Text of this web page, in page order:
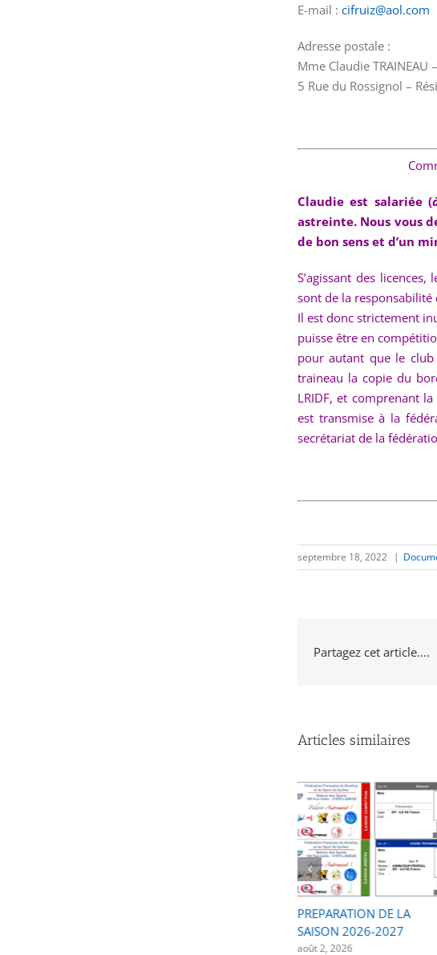
E-mail : cifruiz@aol.com
Adresse postale :
Mme Claudie TRAINEAU
5 Rue du Rossignol –
Claudie est salariée (
astreinte. Nous vous
de bon sens et d’un
S’agissant des
sont de la
Il est donc strictement
puisse être en
pour autant que le club
traineau la copie du
LRIDF, et comprenant
est transmise à la
secrétariat de la
septembre 18, 2022 |
Partagez cet article....
Articles similaires
PREPARATION DE LA
SAISON 2026-2027
août 2, 2026